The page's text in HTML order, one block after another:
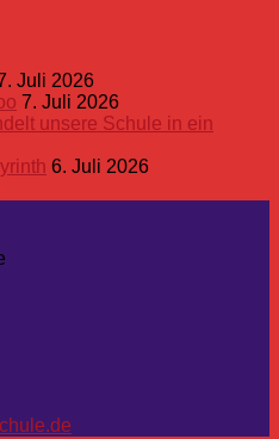
Juli 2026
7. Juli 2026
unsere Schule in ein
6. Juli 2026